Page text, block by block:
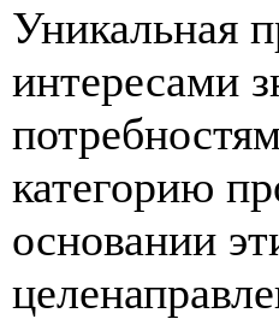
Уникальная
интересами
категорию
основании